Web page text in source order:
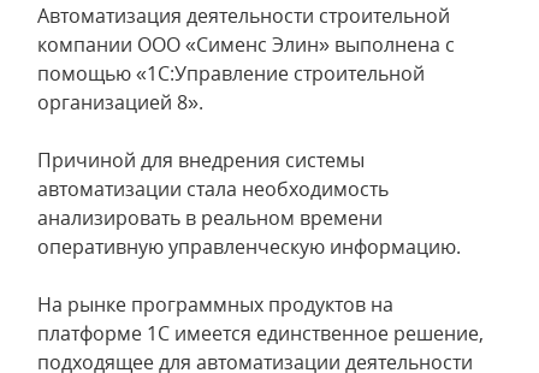
Автоматизация деятельности строительной
компании ООО «Сименс Элин» выполнена с
помощью «1С:Управление строительной
организацией 8».
Причиной для внедрения системы
автоматизации стала необходимость
анализировать в реальном времени
оперативную управленческую информацию.
На рынке программных продуктов на
платформе 1С имеется единственное решение,
подходящее для автоматизации деятельности